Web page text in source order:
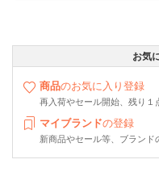
お気
商品のお気に入り登録
再入荷やセール開始、残り１
マイブランドの登録
新商品やセール等、ブラン